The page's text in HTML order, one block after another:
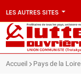
LES AUTRES SITES
Accueil Pays de la Loire